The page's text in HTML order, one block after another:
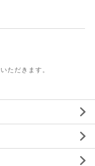
ただきます。